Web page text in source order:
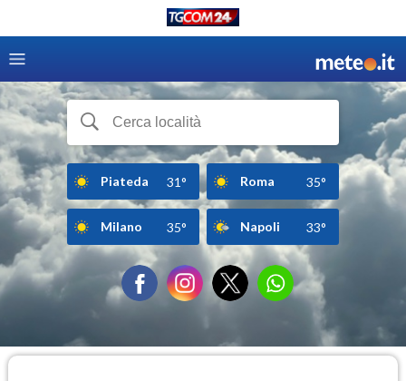
Piateda 31° Roma 35°
Milano 35° Napoli 33°